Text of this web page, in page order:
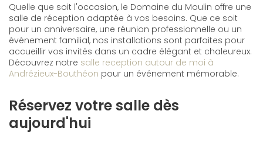
Quelle que soit l'occasion, le Domaine du Moulin offre une
salle de réception adaptée à vos besoins. Que ce soit
pour un anniversaire, une réunion professionnelle ou un
événement familial, nos installations sont parfaites pour
accueillir vos invités dans un cadre élégant et chaleureux.
Découvrez notre salle reception autour de moi à
Andrézieux-Bouthéon pour un événement mémorable.
Réservez votre salle dès
aujourd'hui